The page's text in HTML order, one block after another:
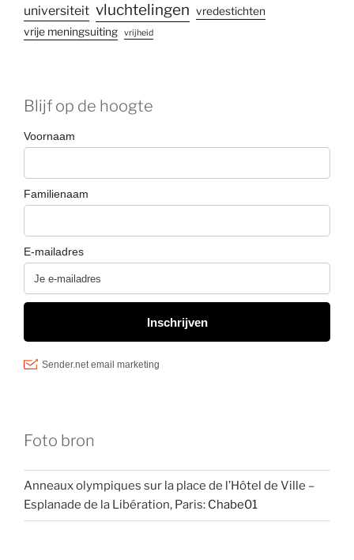
universiteit vluchtelingen vredestichten
vrije meningsuiting
vrijheid
Blijf op de hoogte
Foto bron
Anneaux olympiques sur la place de l’Hôtel de Ville –
Esplanade de la Libération, Paris: Chabe01